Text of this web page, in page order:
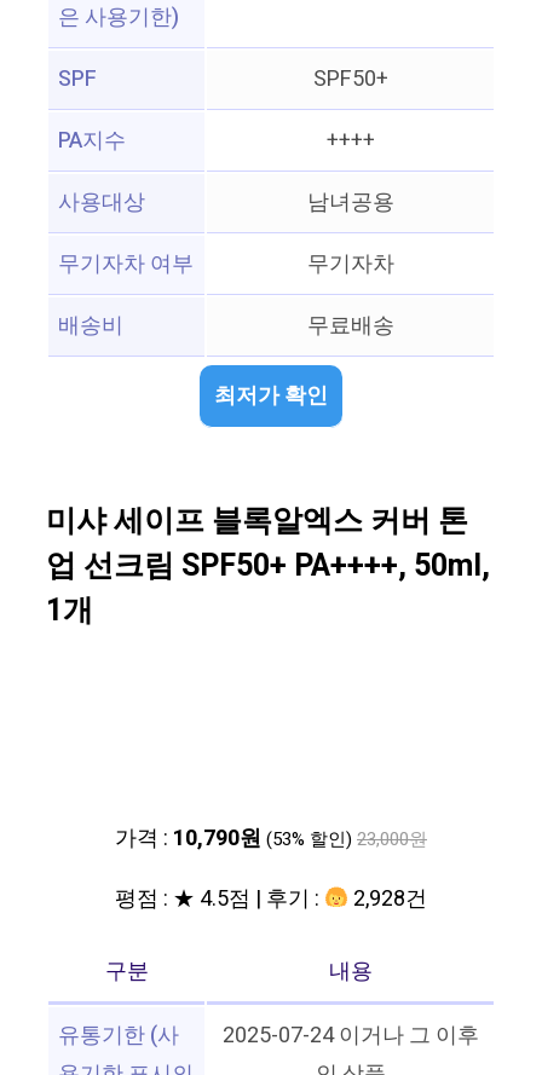
은 사용기한)
SPF
SPF50+
PA지수
++++
사용대상
남녀공용
무기자차 여부
무기자차
배송비
무료배송
최저가 확인
미샤 세이프 블록알엑스 커버 톤
업 선크림 SPF50+ PA++++, 50ml,
1개
가격 : 10,790원 (53% 할인) 23,000원
평점 : ★ 4.5점 | 후기 : 2,928건
구분
내용
유통기한 (사
2025-07-24 이거나 그 이후